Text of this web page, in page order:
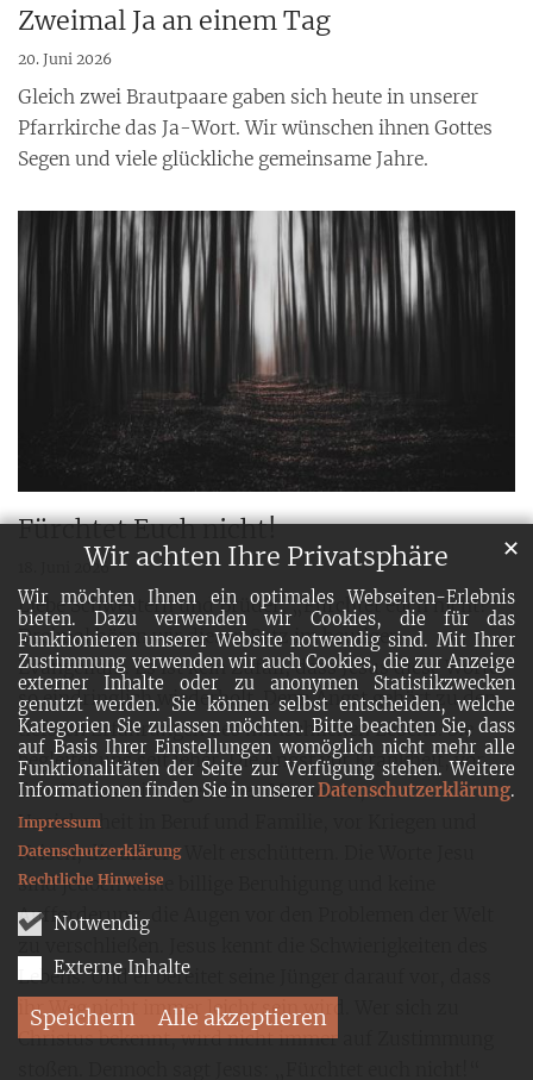
Wir achten Ihre Privatsphäre
Wir möchten Ihnen ein optimales Webseiten-Erlebnis
bieten. Dazu verwenden wir Cookies, die für das
Funktionieren unserer Website notwendig sind. Mit Ihrer
Zustimmung verwenden wir auch Cookies, die zur Anzeige
externer Inhalte oder zu anonymen Statistikzwecken
genutzt werden. Sie können selbst entscheiden, welche
Kategorien Sie zulassen möchten. Bitte beachten Sie, dass
auf Basis Ihrer Einstellungen womöglich nicht mehr alle
Funktionalitäten der Seite zur Verfügung stehen. Weitere
Informationen finden Sie in unsererDatenschutzerklärung.
Notwendig
Externe Inhalte
Speichern Alle akzeptieren
✕
Impressum
Datenschutzerklärung
Rechtliche Hinweise
Zweimal Ja an einem Tag
20. Juni 2026
Gleich zwei Brautpaare gaben sich heute in unserer
Pfarrkirche das Ja-Wort. Wir wünschen ihnen Gottes
Segen und viele glückliche gemeinsame Jahre.
Fürchtet Euch nicht!
18. Juni 2026
Liebe Schwestern und Brüder, „Fürchtet euch nicht!“
Dreimal hören wir diesen Satz im heutigen
Evangelium. Es ist kein Zufall, dass Jesus diese Worte
so eindringlich wiederholt. Denn Angst gehört zu den
tiefsten Erfahrungen des menschlichen Lebens. Sie
begleitet uns seit jeher. Die Angst vor Krankheit, vor
dem Verlust eines geliebten Menschen, vor
Unsicherheit in Beruf und Familie, vor Kriegen und
Krisen, die unsere Welt erschüttern. Die Worte Jesu
sind jedoch keine billige Beruhigung und keine
Aufforderung, die Augen vor den Problemen der Welt
Lebens. Und er bereitet seine Jünger darauf vor, dass
ihr Weg nicht immer leicht sein wird. Wer sich zu
Christus bekennt, wird nicht immer auf Zustimmung